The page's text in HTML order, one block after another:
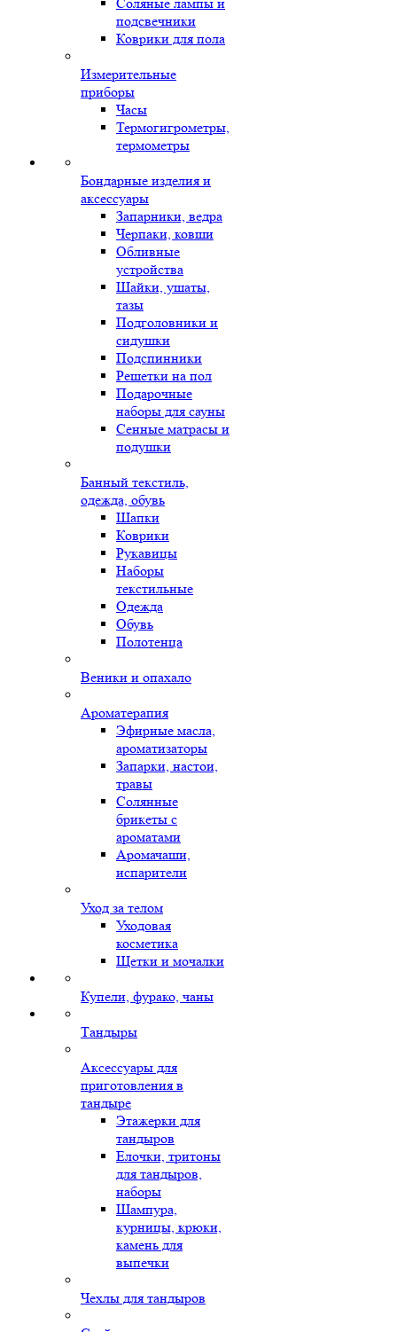
подсвечники
Коврики для пола
Измерительные
приборы
Часы
Термогигрометры,
термометры
Бондарные изделия и
аксессуары
Запарники, ведра
Черпаки, ковши
Обливные
устройства
Шайки, ушаты,
тазы
Подголовники и
сидушки
Подспинники
Решетки на пол
Подарочные
наборы для сауны
Сенные матрасы и
подушки
Банный текстиль,
одежда, обувь
Шапки
Коврики
Рукавицы
Наборы
текстильные
Одежда
Обувь
Полотенца
Веники и опахало
Ароматерапия
Эфирные масла,
ароматизаторы
Запарки, настои,
травы
Солянные
брикеты с
ароматами
Аромачаши,
испарители
Уход за телом
Уходовая
косметика
Щетки и мочалки
Купели, фурако, чаны
Тандыры
Аксессуары для
приготовления в
тандыре
Этажерки для
тандыров
Елочки, тритоны
для тандыров,
наборы
Шампура,
курницы, крюки,
камень для
выпечки
Чехлы для тандыров